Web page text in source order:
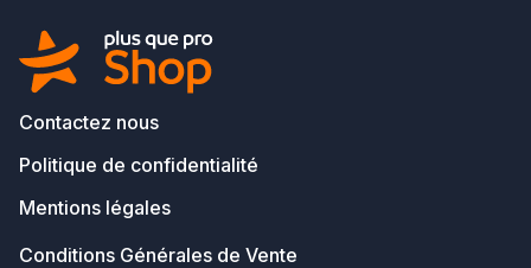
Contactez nous
Politique de confidentialité
Mentions légales
Conditions Générales de Vente